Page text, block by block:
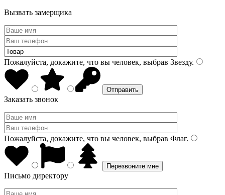
Вызвать замерщика
Пожалуйста, докажите, что вы человек, выбрав Звезду.
Заказать звонок
Пожалуйста, докажите, что вы человек, выбрав Флаг.
Письмо директору